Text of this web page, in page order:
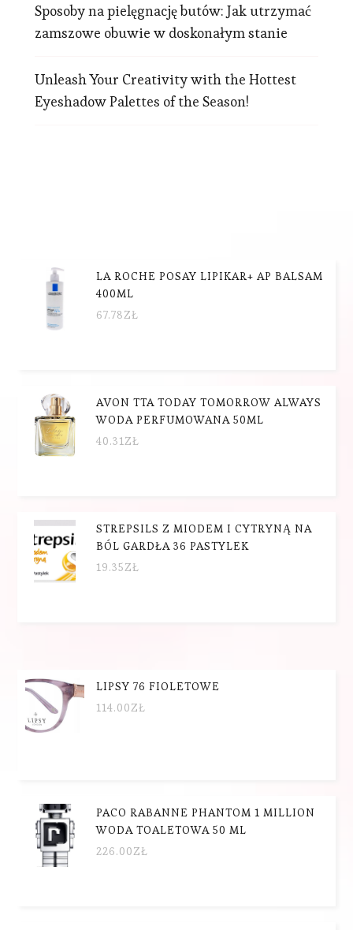
Sposoby na pielęgnację butów: Jak utrzymać
zamszowe obuwie w doskonałym stanie
Unleash Your Creativity with the Hottest
Eyeshadow Palettes of the Season!
LA ROCHE POSAY LIPIKAR+ AP BALSAM
400ML
67.78ZŁ
AVON TTA TODAY TOMORROW ALWAYS
WODA PERFUMOWANA 50ML
40.31ZŁ
STREPSILS Z MIODEM I CYTRYNĄ NA
BÓL GARDŁA 36 PASTYLEK
19.35ZŁ
LIPSY 76 FIOLETOWE
114.00ZŁ
PACO RABANNE PHANTOM 1 MILLION
WODA TOALETOWA 50 ML
226.00ZŁ